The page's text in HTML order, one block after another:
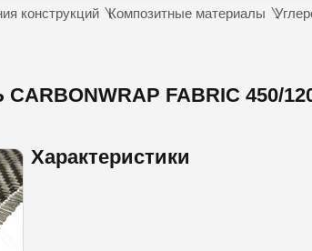
конструкций Композитные материалы
FABRIC 450/
Характеристики